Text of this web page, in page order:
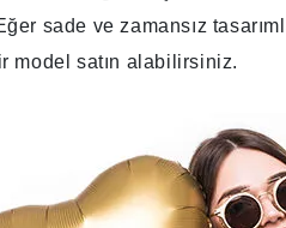
sade ve zamansız
model satın alabilirsiniz.